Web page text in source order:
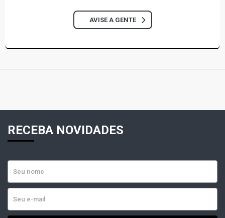
AVISE A GENTE
RECEBA NOVIDADES